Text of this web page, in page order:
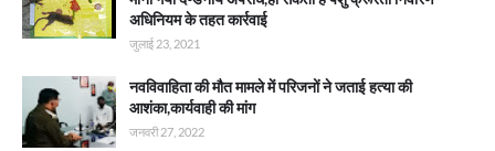
अधिनियम के तहत कार्रवाई
जुलाई 23, 2021
नवविवाहिता की मौत मामले में परिजनों ने जताई हत्या की
आशंका,कार्यवाही की मांग
जनवरी 27, 2022